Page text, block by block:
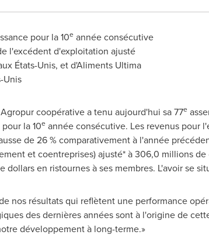
pour la 10eannée consécutive
l'excédent d'exploitation ajusté
États-Unis, et d'Aliments Ultima
Unis
coopérative a tenu aujourd'hui sa 77e
la 10eannée consécutive. Les revenus pour
de 26 % comparativement à l'année
et coentreprises) ajusté* à 306,0 millions de
en ristournes à ses membres. L'avoir se
nos résultats qui reflètent une performance
des dernières années sont à l'origine de
développement à long-terme.»